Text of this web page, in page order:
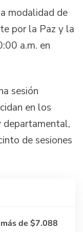
modalidad de
por la Paz y la
a.m. en
sesión
en los
departamental,
de sesiones
de $7.088